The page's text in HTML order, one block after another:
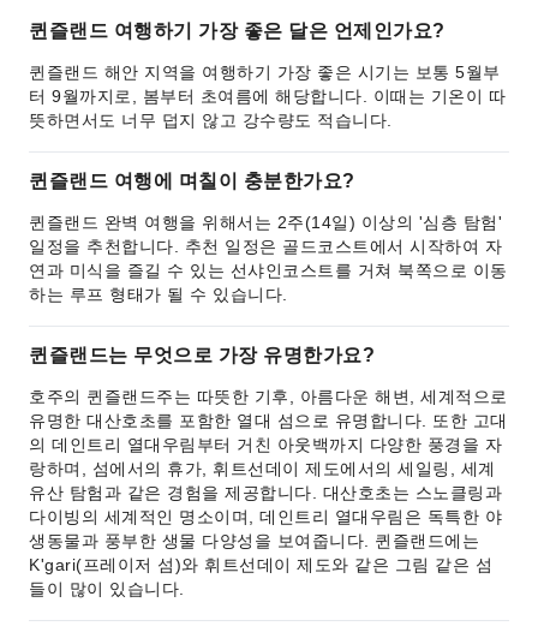
퀸즐랜드 여행하기 가장 좋은 달은 언제인가요?
퀸즐랜드 해안 지역을 여행하기 가장 좋은 시기는 보통 5월부
터 9월까지로, 봄부터 초여름에 해당합니다. 이때는 기온이 따
뜻하면서도 너무 덥지 않고 강수량도 적습니다.
퀸즐랜드 여행에 며칠이 충분한가요?
퀸즐랜드 완벽 여행을 위해서는 2주(14일) 이상의 '심층 탐험'
일정을 추천합니다. 추천 일정은 골드코스트에서 시작하여 자
연과 미식을 즐길 수 있는 선샤인코스트를 거쳐 북쪽으로 이동
하는 루프 형태가 될 수 있습니다.
퀸즐랜드는 무엇으로 가장 유명한가요?
호주의 퀸즐랜드주는 따뜻한 기후, 아름다운 해변, 세계적으로
유명한 대산호초를 포함한 열대 섬으로 유명합니다. 또한 고대
의 데인트리 열대우림부터 거친 아웃백까지 다양한 풍경을 자
랑하며, 섬에서의 휴가, 휘트선데이 제도에서의 세일링, 세계
유산 탐험과 같은 경험을 제공합니다. 대산호초는 스노클링과
다이빙의 세계적인 명소이며, 데인트리 열대우림은 독특한 야
생동물과 풍부한 생물 다양성을 보여줍니다. 퀸즐랜드에는
K'gari(프레이저 섬)와 휘트선데이 제도와 같은 그림 같은 섬
들이 많이 있습니다.